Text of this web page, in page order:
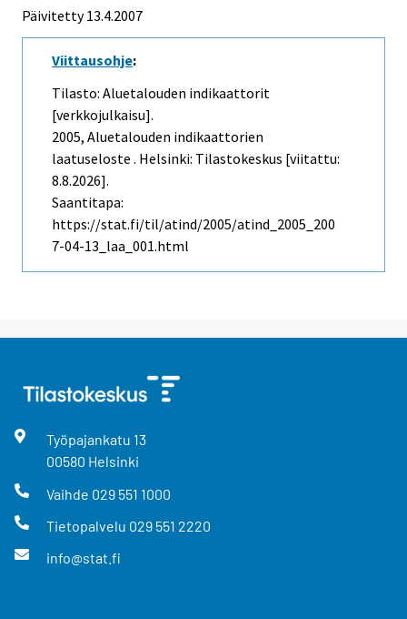
Päivitetty13.4.2007
Viittausohje:
Tilasto: Aluetalouden indikaattorit
[verkkojulkaisu].
2005, Aluetalouden indikaattorien
laatuseloste . Helsinki: Tilastokeskus [viitattu:
8.8.2026].
Saantitapa:
https://stat.fi/til/atind/2005/atind_2005_200
7-04-13_laa_001.html
Työpajankatu 13
00580 Helsinki
Vaihde 029 551 1000
Tietopalvelu 029 551 2220
info@stat.fi